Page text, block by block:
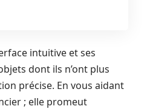
intuitive et ses
dont ils n’ont plus
précise. En vous aidant
; elle promeut